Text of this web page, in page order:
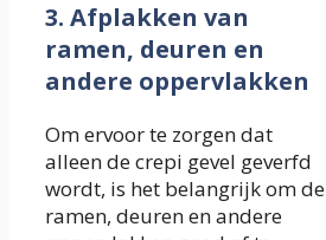
3. Afplakken van
ramen, deuren en
andere oppervlakken
Om ervoor te zorgen dat
alleen de crepi gevel geverfd
wordt, is het belangrijk om de
ramen, deuren en andere